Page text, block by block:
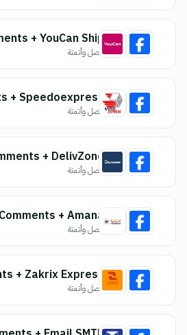
اتصل وأتمتة
اتصل وأتمتة
+ DelivZone
اتصل وأتمتة
+ Amana
اتصل وأتمتة
اتصل وأتمتة